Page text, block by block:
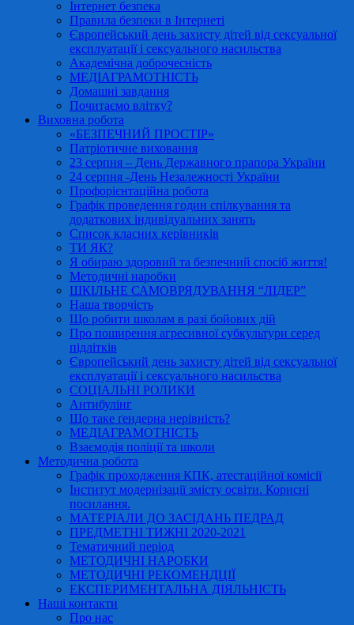
Інтернет безпека
Правила безпеки в Інтернеті
Європейський день захисту дітей від сексуальної
експлуатації і сексуального насильства
Академічна доброчесність
МЕДІАГРАМОТНІСТЬ
Домашні завдання
Почитаємо влітку?
Виховна робота
«БЕЗПЕЧНИЙ ПРОСТІР»
Патріотичне виховання
23 серпня – День Державного прапора України
24 серпня -День Незалежності України
Профорієнтаційна робота
Графік проведення годин спілкування та
додаткових індивідуальних занять
Список класних керівників
ТИ ЯК?
Я обираю здоровий та безпечний спосіб життя!
Методичні наробки
ШКІЛЬНЕ САМОВРЯДУВАННЯ “ЛІДЕР”
Наша творчість
Що робити школам в разі бойових дій
Про поширення агресивної субкультури серед
підлітків
Європейський день захисту дітей від сексуальної
експлуатації і сексуального насильства
СОЦІАЛЬНІ РОЛИКИ
Антибулінг
Що таке ґендерна нерівність?
МЕДІАГРАМОТНІСТЬ
Взаємодія поліції та школи
Методична робота
Графік проходження КПК, атестаційної комісії
Інститут модернізації змісту освіти. Корисні
посилання.
МАТЕРІАЛИ ДО ЗАСІДАНЬ ПЕДРАД
ПРЕДМЕТНІ ТИЖНІ 2020-2021
Тематичний період
МЕТОДИЧНІ НАРОБКИ
МЕТОДИЧНІ РЕКОМЕНДЦІЇ
ЕКСПЕРИМЕНТАЛЬНА ДІЯЛЬНІСТЬ
Наші контакти
Про нас